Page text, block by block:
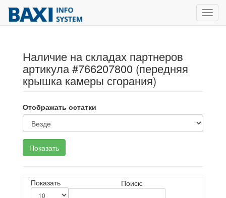
Наличие на складах партнеров
артикула #766207800 (передняя
крышка камеры сгорания)
Отображать остатки
Показать Поиск: